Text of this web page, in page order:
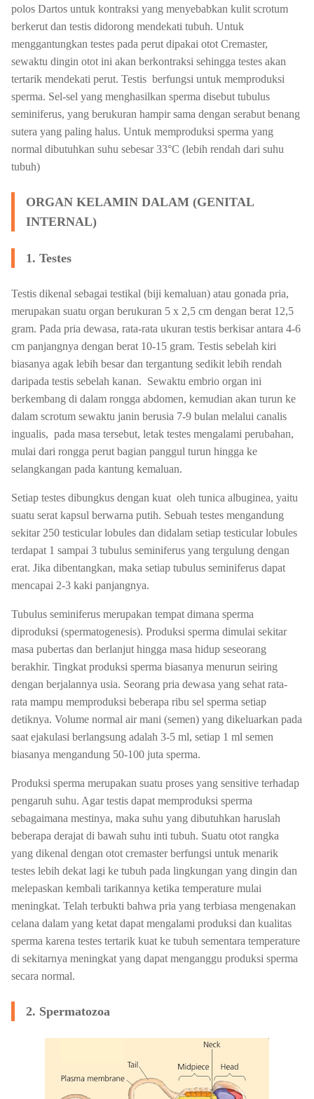
polos Dartos untuk kontraksi yang menyebabkan kulit scrotum
berkerut dan testis didorong mendekati tubuh. Untuk
menggantungkan testes pada perut dipakai otot Cremaster,
sewaktu dingin otot ini akan berkontraksi sehingga testes akan
tertarik mendekati perut. Testis berfungsi untuk memproduksi
sperma. Sel-sel yang menghasilkan sperma disebut tubulus
seminiferus, yang berukuran hampir sama dengan serabut benang
sutera yang paling halus. Untuk memproduksi sperma yang
normal dibutuhkan suhu sebesar 33°C (lebih rendah dari suhu
tubuh)
ORGAN KELAMIN DALAM (GENITAL
INTERNAL)
1. Testes
Testis dikenal sebagai testikal (biji kemaluan) atau gonada pria,
merupakan suatu organ berukuran 5 x 2,5 cm dengan berat 12,5
gram. Pada pria dewasa, rata-rata ukuran testis berkisar antara 4-6
cm panjangnya dengan berat 10-15 gram. Testis sebelah kiri
biasanya agak lebih besar dan tergantung sedikit lebih rendah
daripada testis sebelah kanan. Sewaktu embrio organ ini
berkembang di dalam rongga abdomen, kemudian akan turun ke
dalam scrotum sewaktu janin berusia 7-9 bulan melalui canalis
ingualis, pada masa tersebut, letak testes mengalami perubahan,
mulai dari rongga perut bagian panggul turun hingga ke
selangkangan pada kantung kemaluan.
Setiap testes dibungkus dengan kuat oleh tunica albuginea, yaitu
suatu serat kapsul berwarna putih. Sebuah testes mengandung
sekitar 250 testicular lobules dan didalam setiap testicular lobules
terdapat 1 sampai 3 tubulus seminiferus yang tergulung dengan
erat. Jika dibentangkan, maka setiap tubulus seminiferus dapat
mencapai 2-3 kaki panjangnya.
Tubulus seminiferus merupakan tempat dimana sperma
diproduksi (spermatogenesis). Produksi sperma dimulai sekitar
masa pubertas dan berlanjut hingga masa hidup seseorang
berakhir. Tingkat produksi sperma biasanya menurun seiring
dengan berjalannya usia. Seorang pria dewasa yang sehat rata-
rata mampu memproduksi beberapa ribu sel sperma setiap
detiknya. Volume normal air mani (semen) yang dikeluarkan pada
saat ejakulasi berlangsung adalah 3-5 ml, setiap 1 ml semen
biasanya mengandung 50-100 juta sperma.
Produksi sperma merupakan suatu proses yang sensitive terhadap
pengaruh suhu. Agar testis dapat memproduksi sperma
sebagaimana mestinya, maka suhu yang dibutuhkan haruslah
beberapa derajat di bawah suhu inti tubuh. Suatu otot rangka
yang dikenal dengan otot cremaster berfungsi untuk menarik
testes lebih dekat lagi ke tubuh pada lingkungan yang dingin dan
melepaskan kembali tarikannya ketika temperature mulai
meningkat. Telah terbukti bahwa pria yang terbiasa mengenakan
celana dalam yang ketat dapat mengalami produksi dan kualitas
sperma karena testes tertarik kuat ke tubuh sementara temperature
di sekitarnya meningkat yang dapat menganggu produksi sperma
secara normal.
2. Spermatozoa